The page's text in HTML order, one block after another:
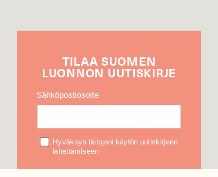
TILAA SUOMEN
LUONNON UUTIS­KIRJE
Sähköpostiosoite
Hyväksyn tietojeni käytön uutiskirjeen
lähettämiseen